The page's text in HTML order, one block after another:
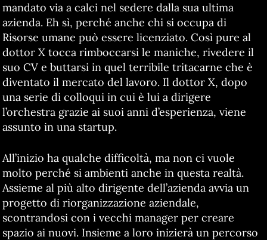
mandato via a calci nel sedere dalla sua ultima
azienda. Eh sì, perché anche chi si occupa di
Risorse umane può essere licenziato. Così pure al
dottor X tocca rimboccarsi le maniche, rivedere il
suo CV e buttarsi in quel terribile tritacarne che è
diventato il mercato del lavoro. Il dottor X, dopo
una serie di colloqui in cui è lui a dirigere
l’orchestra grazie ai suoi anni d’esperienza, viene
assunto in una startup.
All’inizio ha qualche difficoltà, ma non ci vuole
molto perché si ambienti anche in questa realtà.
Assieme al più alto dirigente dell’azienda avvia un
progetto di riorganizzazione aziendale,
scontrandosi con i vecchi manager per creare
spazio ai nuovi. Insieme a loro inizierà un percorso